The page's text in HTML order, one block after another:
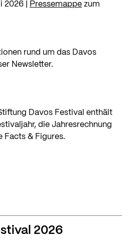
2026 |
Pressemappe zum
rund um das Davos
Newsletter.
Davos Festival enthält
die Jahresrechnung
Facts & Figures.
2026